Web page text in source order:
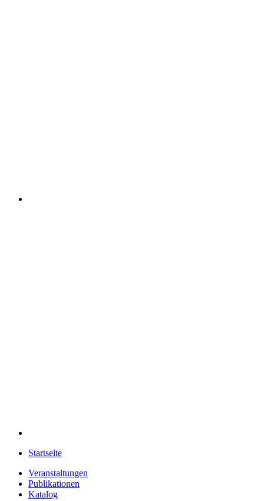
Startseite
Veranstaltungen
Publikationen
Katalog